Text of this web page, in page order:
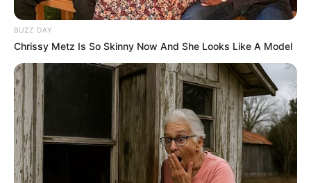
BUZZ DAY
Chrissy Metz Is So Skinny Now And She Looks Like A Model